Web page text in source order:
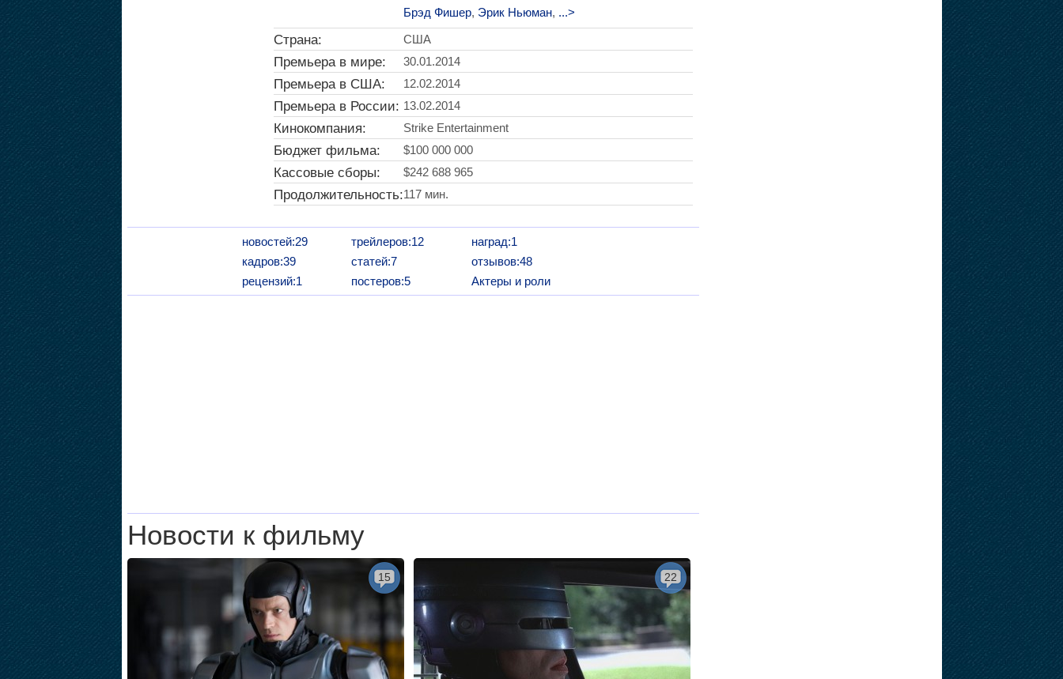
Брэд Фишер, Эрик Ньюман, ...>
Страна: США
Премьера в мире: 30.01.2014
Премьера в США: 12.02.2014
Премьера в России: 13.02.2014
Кинокомпания: Strike Entertainment
Бюджет фильма: $100 000 000
Кассовые сборы: $242 688 965
Продолжительность:117 мин.
новостей:29
кадров:39
рецензий:1
трейлеров:12
статей:7
постеров:5
наград:1
отзывов:48
Актеры и роли
Новости к фильму
15 22